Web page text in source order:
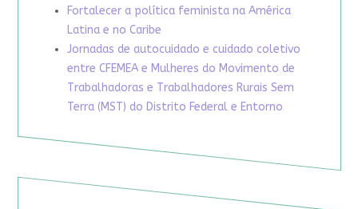
Fortalecer a política feminista na América
Latina e no Caribe
Jornadas de autocuidado e cuidado coletivo
entre CFEMEA e Mulheres do Movimento de
Trabalhadoras e Trabalhadores Rurais Sem
Terra (MST) do Distrito Federal e Entorno